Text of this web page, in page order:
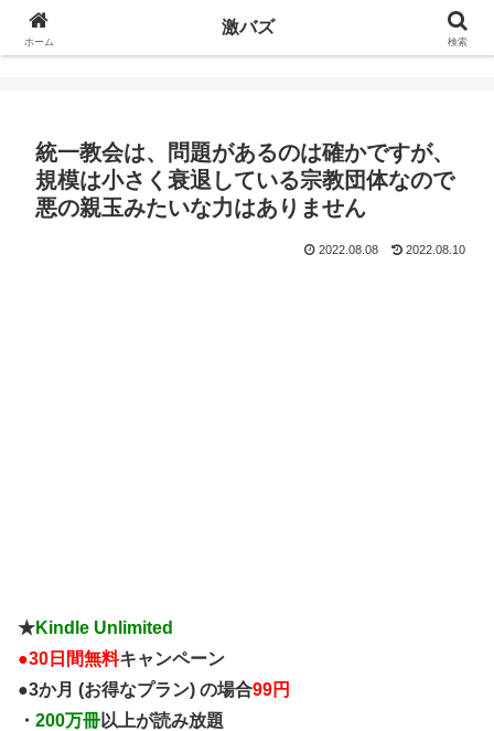
統一教会は、問題があるのは確かですが、
規模は小さく衰退している宗教団体なので
悪の親玉みたいな力はありません
2022.08.08 2022.08.10
★Kindle Unlimited
●30日間無料キャンペーン
●3か月 (お得なプラン) の場合99円
・ 200万冊以上が読み放題
ホーム
激バズ
検索